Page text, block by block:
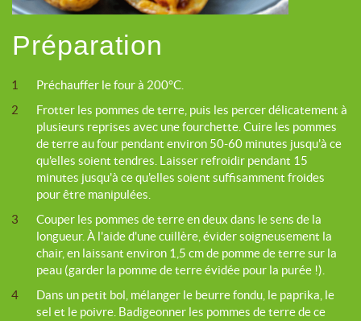
Préparation
1
Préchauffer le four à 200°C.
2
Frotter les pommes de terre, puis les percer délicatement à
plusieurs reprises avec une fourchette. Cuire les pommes
de terre au four pendant environ 50-60 minutes jusqu'à ce
qu'elles soient tendres. Laisser refroidir pendant 15
minutes jusqu'à ce qu'elles soient suffisamment froides
pour être manipulées.
3
Couper les pommes de terre en deux dans le sens de la
longueur. À l'aide d'une cuillère, évider soigneusement la
chair, en laissant environ 1,5 cm de pomme de terre sur la
peau (garder la pomme de terre évidée pour la purée !).
4
Dans un petit bol, mélanger le beurre fondu, le paprika, le
sel et le poivre. Badigeonner les pommes de terre de ce